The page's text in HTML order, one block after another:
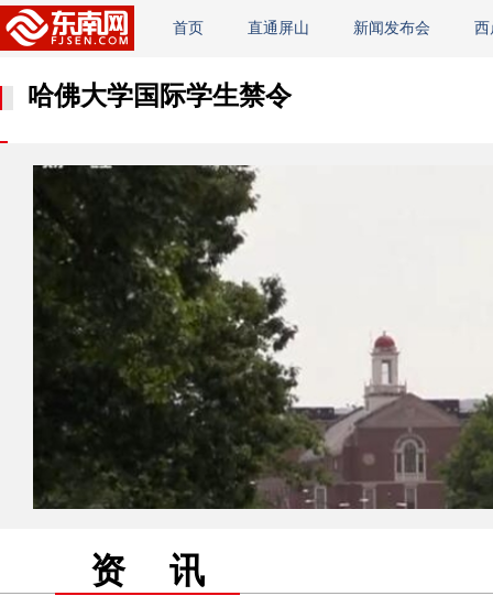
首页 直通屏山 新闻发布会 西
哈佛大学国际学生禁令​​
资 讯